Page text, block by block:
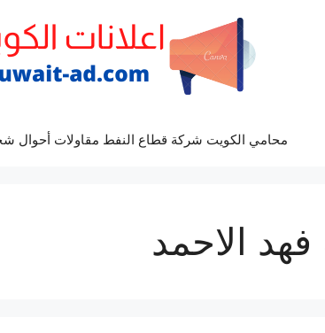
محامي الكويت شركة قطاع النفط مقاولات أحوال